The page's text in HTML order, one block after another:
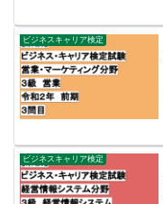
ビジネスキャリア検定
ビジネスキャリア検定